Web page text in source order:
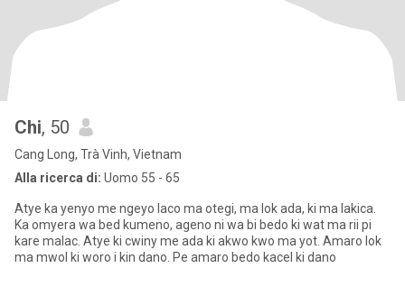
Chi, 50
Cang Long, Trà Vinh, Vietnam
Alla ricerca di: Uomo 55 - 65
Atye ka yenyo me ngeyo laco ma otegi, ma lok ada, ki ma lakica.
Ka omyera wa bed kumeno, ageno ni wa bi bedo ki wat ma rii pi
kare malac. Atye ki cwiny me ada ki akwo kwo ma yot. Amaro lok
ma mwol ki woro i kin dano. Pe amaro bedo kacel ki dano